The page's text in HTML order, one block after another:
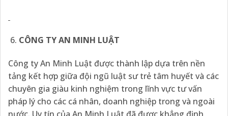
CÔNG TY AN MINH LUẬT
Công ty An Minh Luật được thành lập dựa trên nền
tảng kết hợp giữa đội ngũ luật sư trẻ tâm huyết và các
chuyên gia giàu kinh nghiệm trong lĩnh vực tư vấn
pháp lý cho các cá nhân, doanh nghiệp trong và ngoài